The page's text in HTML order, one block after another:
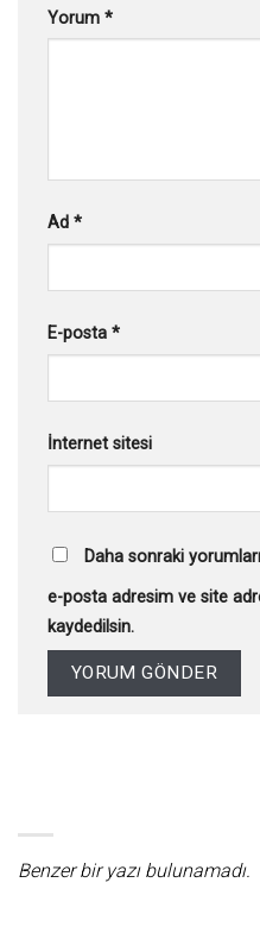
Yorum *
Ad *
E-posta *
İnternet sitesi
Daha sonraki
e-posta adresim ve site
kaydedilsin.
Benzer bir yazı bulunamadı.